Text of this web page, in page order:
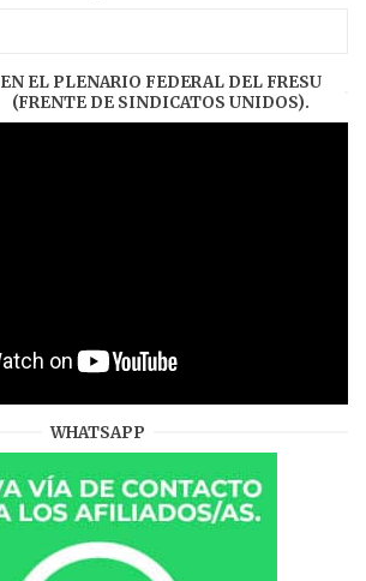
EN EL PLENARIO FEDERAL DEL FRESU
(FRENTE DE SINDICATOS UNIDOS).
WHATSAPP